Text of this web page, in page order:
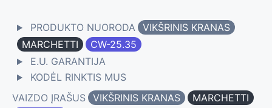
PRODUKTO NUORODA
VIKŠRINIS KRANAS
MARCHETTI
CW-25.35
E.U. GARANTIJA
KODĖL RINKTIS MUS
VAIZDO ĮRAŠUS VIKŠRINIS KRANAS
MARCHETTI